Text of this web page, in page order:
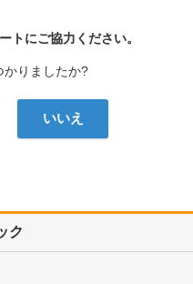
トにご協力ください。
かりましたか?
いいえ
ク